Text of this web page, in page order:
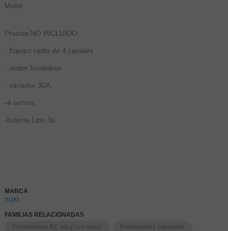
Motor
Precisa NO INCLUIDO:
- Equipo radio de 4 canales
- motor brushless
- variador 30A
-4 servos
-bateria Lipo 3s
MARCA
YUKI
FAMILIAS RELACIONADAS
Planeadores RC sin y con motor
Planeadores con motor